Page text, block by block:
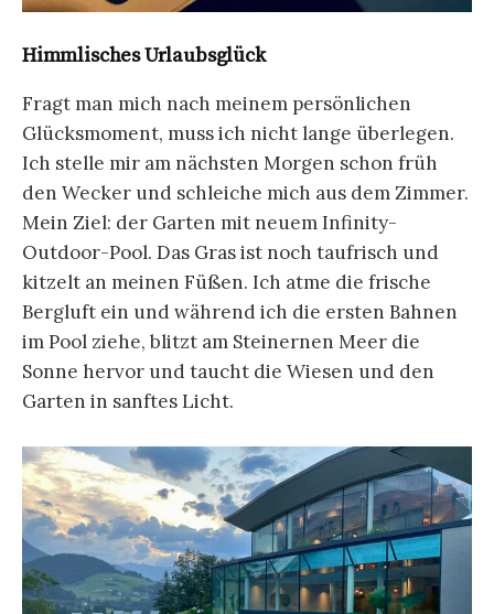
Himmlisches Urlaubsglück
Fragt man mich nach meinem persönlichen
Glücksmoment, muss ich nicht lange überlegen.
Ich stelle mir am nächsten Morgen schon früh
den Wecker und schleiche mich aus dem Zimmer.
Mein Ziel: der Garten mit neuem Infinity-
Outdoor-Pool. Das Gras ist noch taufrisch und
kitzelt an meinen Füßen. Ich atme die frische
Bergluft ein und während ich die ersten Bahnen
im Pool ziehe, blitzt am Steinernen Meer die
Sonne hervor und taucht die Wiesen und den
Garten in sanftes Licht.